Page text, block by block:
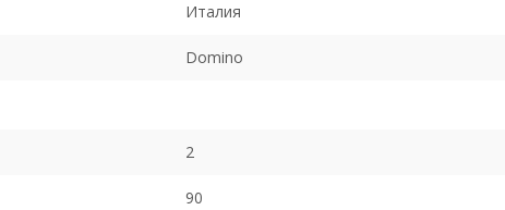
Италия
Domino
2
90